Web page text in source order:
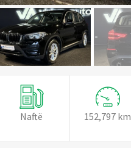
Naftë 152,797 km